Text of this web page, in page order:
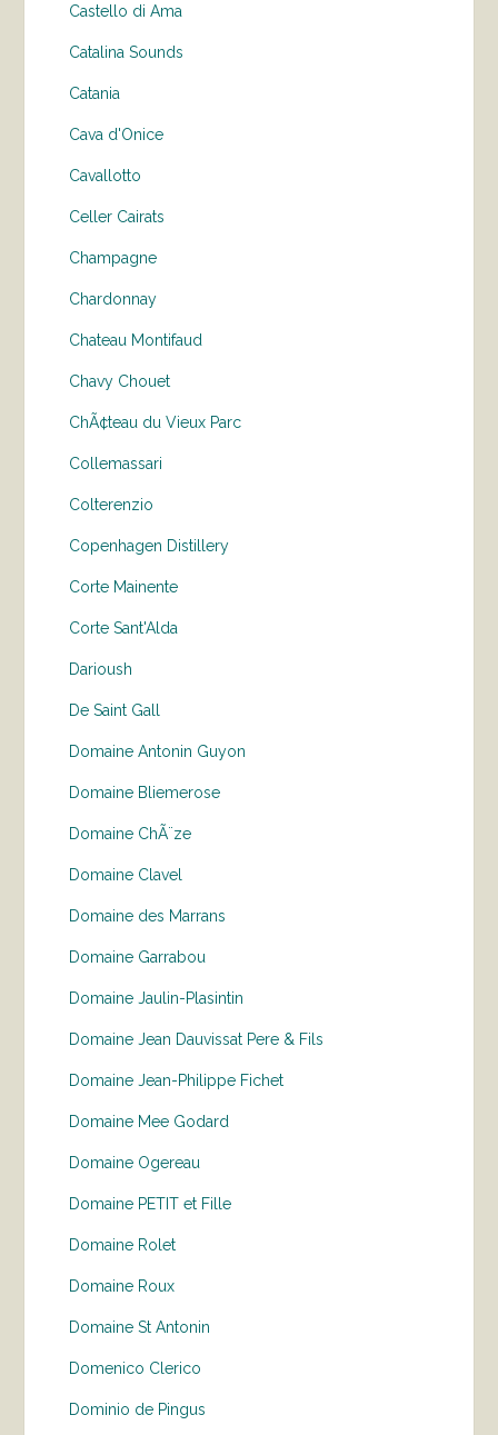
Castello di Ama
Catalina Sounds
Catania
Cava d'Onice
Cavallotto
Celler Cairats
Champagne
Chardonnay
Chateau Montifaud
Chavy Chouet
ChÃ¢teau du Vieux Parc
Collemassari
Colterenzio
Copenhagen Distillery
Corte Mainente
Corte Sant'Alda
Darioush
De Saint Gall
Domaine Antonin Guyon
Domaine Bliemerose
Domaine ChÃ¨ze
Domaine Clavel
Domaine des Marrans
Domaine Garrabou
Domaine Jaulin-Plasintin
Domaine Jean Dauvissat Pere & Fils
Domaine Jean-Philippe Fichet
Domaine Mee Godard
Domaine Ogereau
Domaine PETIT et Fille
Domaine Rolet
Domaine Roux
Domaine St Antonin
Domenico Clerico
Dominio de Pingus